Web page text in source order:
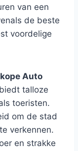
van een
de beste
voordelige
Auto
biedt talloze
toeristen.
om de stad
verkennen.
en strakke